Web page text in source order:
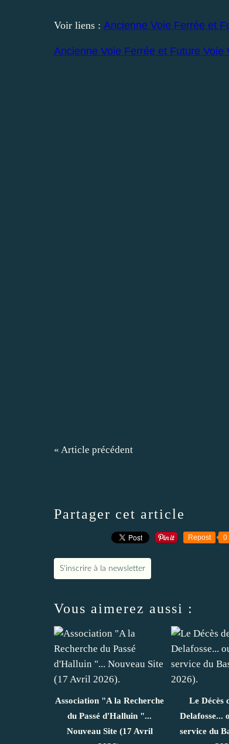
Voir liens : Ancienne Voie Ferrée et
Ancienne Voie Ferrée et Future Voie
« Article précédent
Partager cet article
Repost 0
S'inscrire à la newsletter
Vous aimerez aussi :
Association "A la Recherche
du Passé d'Halluin "...
Nouveau Site (17 Avril
Le Décès
Delafosse...
service du